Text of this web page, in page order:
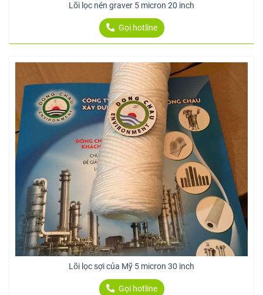
Lõi lọc nén graver 5 micron 20 inch
Gọi hotline
Lõi lọc sợi của Mỹ 5 micron 30 inch
Gọi hotline